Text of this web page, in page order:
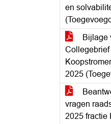
en
Bijlage
2025
vragen
2025 fractie